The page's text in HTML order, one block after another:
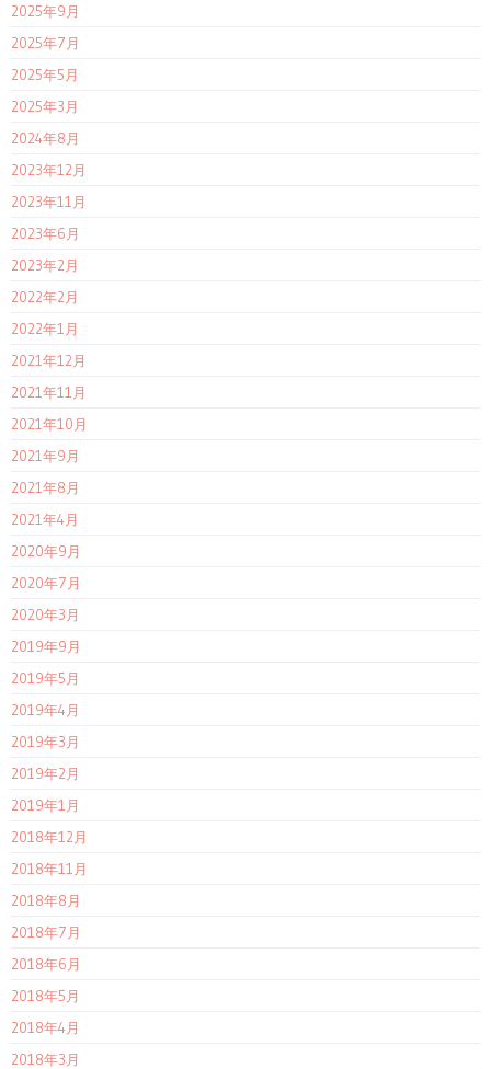
2025年9月
2025年7月
2025年5月
2025年3月
2024年8月
2023年12月
2023年11月
2023年6月
2023年2月
2022年2月
2022年1月
2021年12月
2021年11月
2021年10月
2021年9月
2021年8月
2021年4月
2020年9月
2020年7月
2020年3月
2019年9月
2019年5月
2019年4月
2019年3月
2019年2月
2019年1月
2018年12月
2018年11月
2018年8月
2018年7月
2018年6月
2018年5月
2018年4月
2018年3月